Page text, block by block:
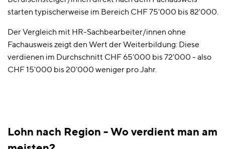
starten typischerweise im Bereich CHF 75'000 bis 82'000.
Der Vergleich mit HR-Sachbearbeiter/innen ohne
Fachausweis zeigt den Wert der Weiterbildung: Diese
verdienen im Durchschnitt CHF 65'000 bis 72'000 - also
CHF 15'000 bis 20'000 weniger pro Jahr.
Lohn nach Region - Wo verdient man am